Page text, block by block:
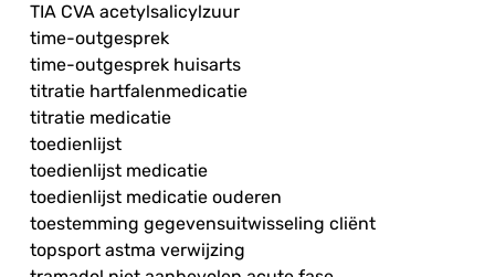
TIA CVA acetylsalicylzuur
time-outgesprek
time-outgesprek huisarts
titratie hartfalenmedicatie
titratie medicatie
toedienlijst
toedienlijst medicatie
toedienlijst medicatie ouderen
toestemming gegevensuitwisseling cliënt
topsport astma verwijzing